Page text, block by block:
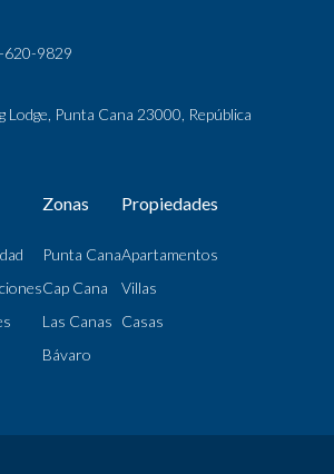
620-9829
Lodge, Punta Cana 23000, República
Zonas
Punta Cana
Cap Cana
Las Canas
Bávaro
Propiedades
Apartamentos
Villas
Casas